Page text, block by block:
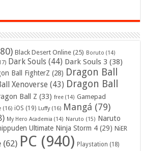
Black Desert Online (25) Boruto (14)
Dark Souls (44) Dark Souls 3 (38)
Ball FighterZ (28) Dragon Ball
Xenoverse (43) Dragon Ball
Ball Z (33) free (14) Gamepad
(16) iOS (19) Luffy(16) Mangá (79)
My Hero Academia (14) Naruto (15) Naruto
Ultimate Ninja Storm 4 (29) NiER
(62) PC (940) Playstation (18)